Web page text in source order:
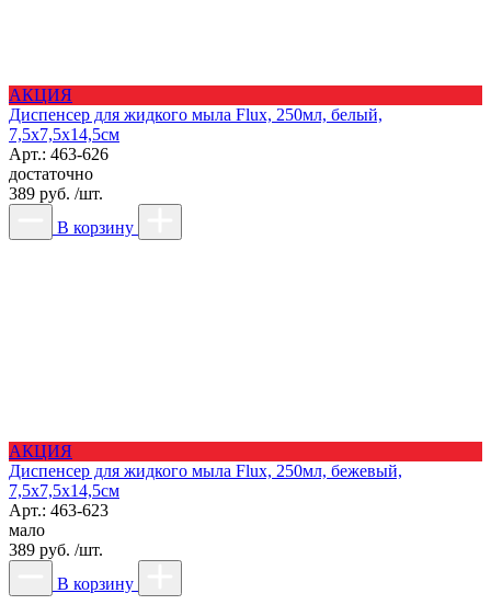
АКЦИЯ
Диспенсер для жидкого мыла Flux, 250мл, белый,
7,5х7,5х14,5см
Арт.: 463-626
достаточно
389 руб. /шт.
В корзину
АКЦИЯ
Диспенсер для жидкого мыла Flux, 250мл, бежевый,
7,5х7,5х14,5см
Арт.: 463-623
мало
389 руб. /шт.
В корзину